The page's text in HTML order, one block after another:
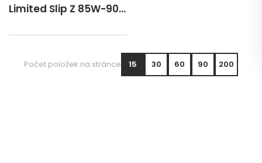
Limited Slip Z 85W-90
Počet položek na stránce 15 30 60 90 200